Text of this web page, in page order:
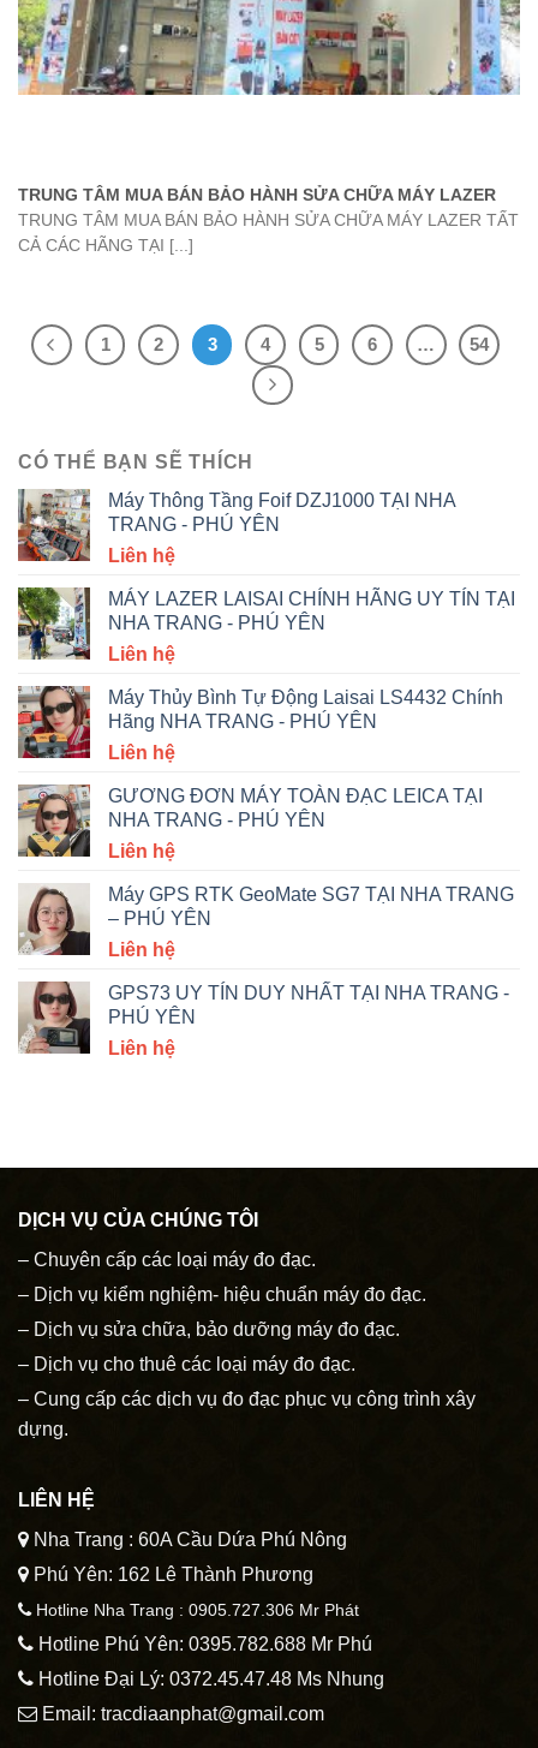
TRUNG TÂM MUA BÁN BẢO HÀNH SỬA CHỮA MÁY LAZER
TRUNG TÂM MUA BÁN BẢO HÀNH SỬA CHỮA MÁY LAZER TẤT
CẢ CÁC HÃNG TẠI [...]
1 2 3 4 5 6 … 54
CÓ THỂ BẠN SẼ THÍCH
Máy Thông Tầng Foif DZJ1000 TẠI NHA
TRANG - PHÚ YÊN
Liên hệ
MÁY LAZER LAISAI CHÍNH HÃNG UY TÍN TẠI
NHA TRANG - PHÚ YÊN
Liên hệ
Máy Thủy Bình Tự Động Laisai LS4432 Chính
Hãng NHA TRANG - PHÚ YÊN
Liên hệ
GƯƠNG ĐƠN MÁY TOÀN ĐẠC LEICA TẠI
NHA TRANG - PHÚ YÊN
Liên hệ
Máy GPS RTK GeoMate SG7 TẠI NHA TRANG
– PHÚ YÊN
Liên hệ
GPS73 UY TÍN DUY NHẤT TẠI NHA TRANG -
PHÚ YÊN
Liên hệ
DỊCH VỤ CỦA CHÚNG TÔI
– Chuyên cấp các loại máy đo đạc.
– Dịch vụ kiểm nghiệm- hiệu chuẩn máy đo đạc.
– Dịch vụ sửa chữa, bảo dưỡng máy đo đạc.
– Dịch vụ cho thuê các loại máy đo đạc.
– Cung cấp các dịch vụ đo đạc phục vụ công trình xây
dựng.
LIÊN HỆ
Nha Trang : 60A Cầu Dứa Phú Nông
Phú Yên: 162 Lê Thành Phương
Hotline Nha Trang : 0905.727.306 Mr Phát
Hotline Phú Yên: 0395.782.688 Mr Phú
Hotline Đại Lý: 0372.45.47.48 Ms Nhung
Email: tracdiaanphat@gmail.com